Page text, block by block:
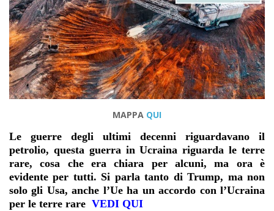
MAPPA QUI
Le guerre degli ultimi decenni riguardavano il
petrolio, questa guerra in Ucraina riguarda le terre
rare, cosa che era chiara per alcuni, ma ora è
evidente per tutti. Si parla tanto di Trump, ma non
solo gli Usa, anche l’Ue ha un accordo con l’Ucraina
per le terre rare VEDI QUI